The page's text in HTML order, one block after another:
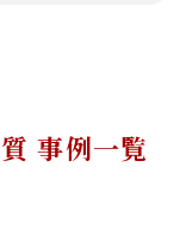
事例一覧